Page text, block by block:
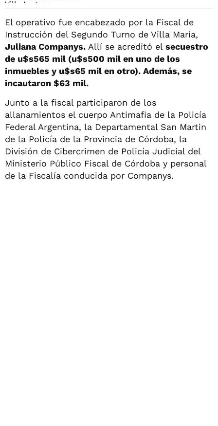
El operativo fue encabezado por la Fiscal de
Instrucción del Segundo Turno de Villa María,
Juliana Companys. Allí se acreditó el secuestro
de u$s565 mil (u$s500 mil en uno de los
inmuebles y u$s65 mil en otro). Además, se
incautaron $63 mil.
Junto a la fiscal participaron de los
allanamientos el cuerpo Antimafia de la Policía
Federal Argentina, la Departamental San Martin
de la Policía de la Provincia de Córdoba, la
División de Cibercrimen de Policía Judicial del
Ministerio Público Fiscal de Córdoba y personal
de la Fiscalía conducida por Companys.